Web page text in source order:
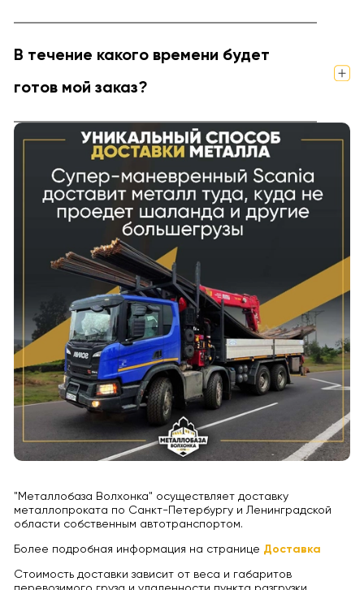
В течение какого времени будет
готов мой заказ?
"Металлобаза Волхонка" осуществляет доставку
металлопроката по Санкт-Петербургу и Ленинградской
области собственным автотранспортом.
Более подробная информация на странице Доставка
Стоимость доставки зависит от веса и габаритов